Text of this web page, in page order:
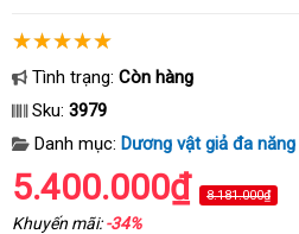
Tình trạng: Còn hàng
Sku: 3979
Danh mục: Dương vật giả đa năng
5.400.000₫ 8.181.000₫
Khuyến mãi:-34%